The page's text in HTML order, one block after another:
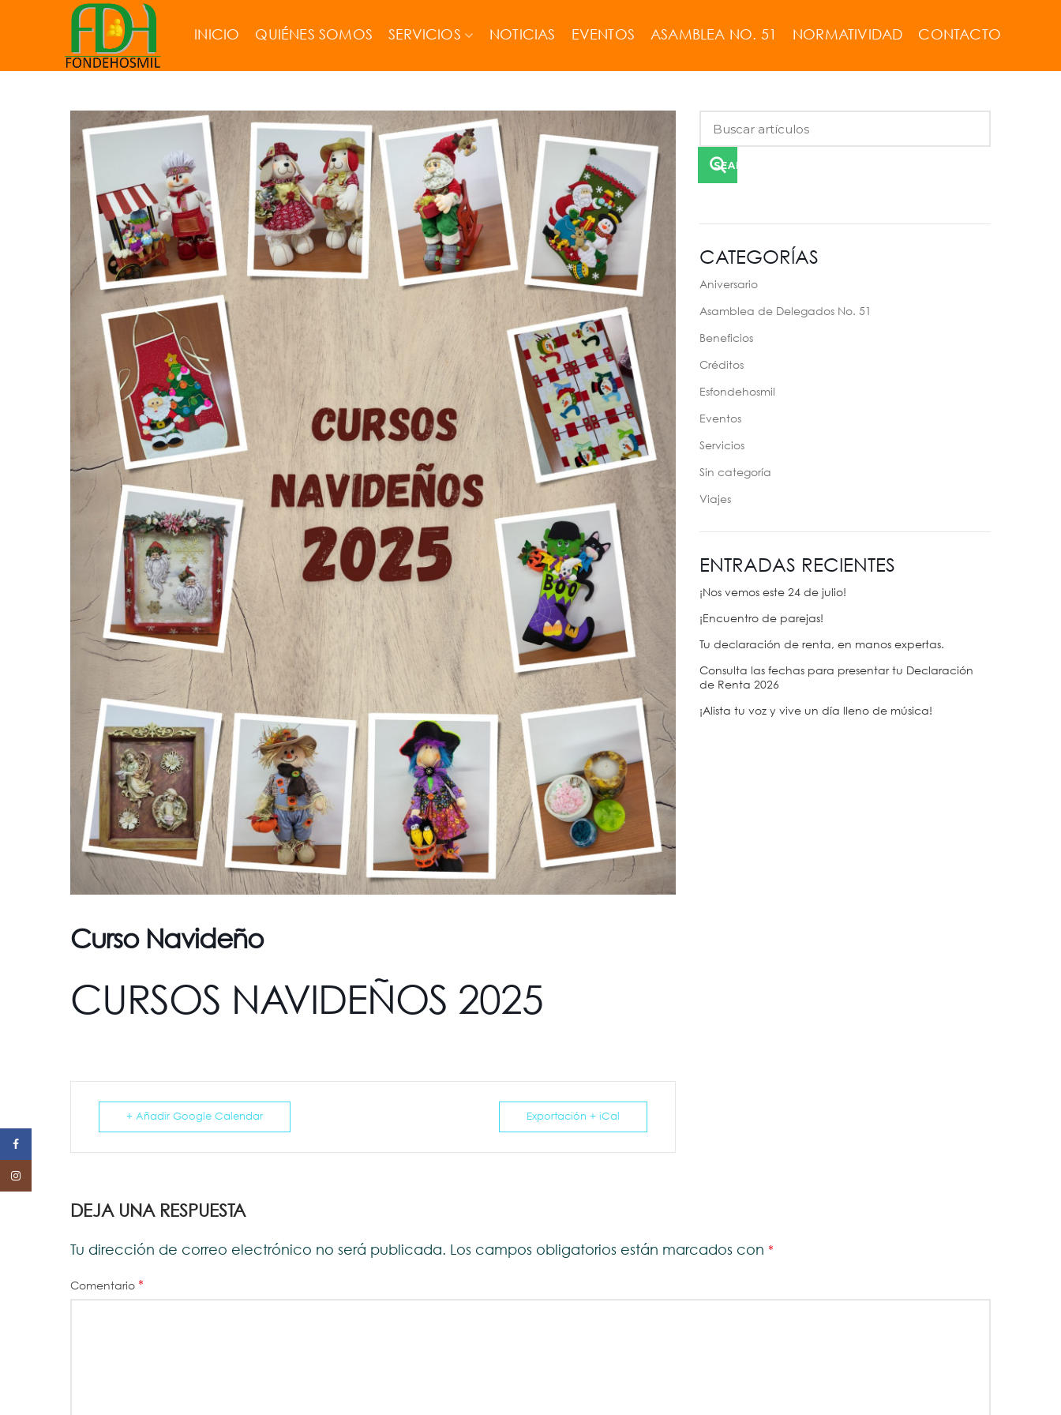
INICIO QUIÉNES SOMOS SERVICIOS NOTICIAS EVENTOS ASAMBLEA NO. 51 NORMATIVIDAD CONTACTO
Curso Navideño
CURSOS NAVIDEÑOS 2025
+ Añadir Google Calendar Exportación + iCal
SEARCH
CATEGORÍAS
Aniversario
Asamblea de Delegados No. 51
Beneficios
Créditos
Esfondehosmil
Eventos
Servicios
Sin categoría
Viajes
ENTRADAS RECIENTES
¡Nos vemos este 24 de julio!
¡Encuentro de parejas!
Tu declaración de renta, en manos expertas.
Consulta las fechas para presentar tu Declaración
de Renta 2026
¡Alista tu voz y vive un día lleno de música!
DEJA UNA RESPUESTA
Tu dirección de correo electrónico no será publicada. Los campos obligatorios están marcados con *
Comentario *